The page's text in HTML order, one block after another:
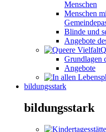
Menschen
Menschen
Blinde und
Angebote
Grundlagen
Angebote
bildungsstark
bildungsstark